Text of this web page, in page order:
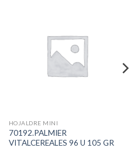
HOJALDRE MINI
70192.PALMIER
VITALCEREALES 96 U 105 GR